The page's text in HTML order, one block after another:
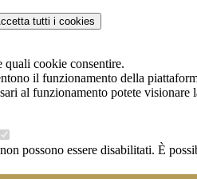
tutti i cookies
quali cookie consentire.
il funzionamento della
al funzionamento potete visionare
possono essere disabilitati. È